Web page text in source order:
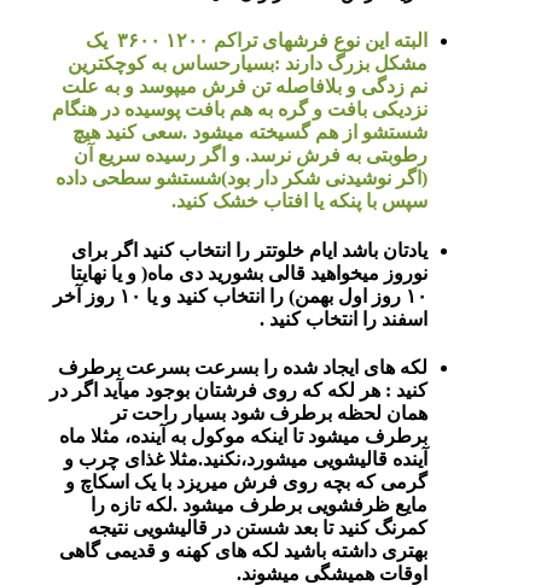
البته این نوع فرشهای تراکم ۱۲۰۰ ۳۶۰۰ یک
مشکل بزرگ دارند :بسیارحساس به کوچکترین
نم زدگی و بلافاصله تن فرش میپوسد و به علت
نزدیکی بافت و گره به هم بافت پوسیده در هنگام
شستشو از هم گسیخته میشود .سعی کنید هیچ
رطوبتی به فرش نرسد. و اگر رسیده سریع آن
(اگر نوشیدنی شکر دار بود)شستشو سطحی داده
سپس با پنکه یا افتاب خشک کنید.
یادتان باشد ایام خلوتتر را انتخاب کنید اگر برای
نوروز میخواهید قالی بشورید دی ماه( و یا نهایتا
۱۰ روز اول بهمن) را انتخاب کنید و یا ۱۰ روز آخر
اسفند را انتخاب کنید .
لکه های ایجاد شده را بسرعت بسرعت برطرف
کنید : هر لکه که روی فرشتان بوجود میآید اگر در
همان لحظه برطرف شود بسیار راحت تر
برطرف میشود تا اینکه موکول به آینده، مثلا ماه
آینده قالیشویی میشورد،نکنید.مثلا غذای چرب و
گرمی که بچه روی فرش میریزد با یک اسکاچ و
مایع ظرفشویی برطرف میشود .لکه تازه را
کمرنگ کنید تا بعد شستن در قالیشویی نتیجه
بهتری داشته باشید لکه های کهنه و قدیمی گاهی
اوقات همیشگی میشوند.